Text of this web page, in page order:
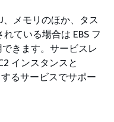
メモリのほか、タス
ている場合は EBS フ
きます。サービスレ
インスタンスと
るサービスでサポー